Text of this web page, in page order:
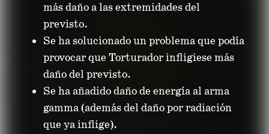
más daño a las extremidades del
previsto.
Se ha solucionado un problema que podía
provocar que Torturador infligiese más
daño del previsto.
Se ha añadido daño de energía al arma
gamma (además del daño por radiación
que ya inflige).